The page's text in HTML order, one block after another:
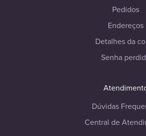
Pedidos
Endereços
Detalhes da
Senha
Dúvidas
Central de